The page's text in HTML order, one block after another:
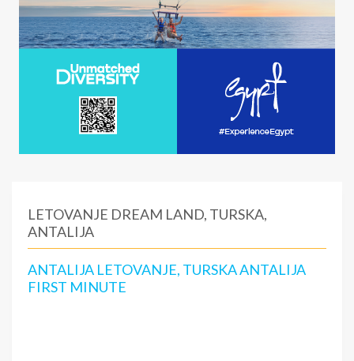
LETOVANJE DREAM LAND, TURSKA,
ANTALIJA
ANTALIJA LETOVANJE, TURSKA ANTALIJA
FIRST MINUTE